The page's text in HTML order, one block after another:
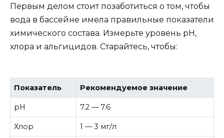
Первым делом стоит позаботиться о том, чтобы
вода в бассейне имела правильные показатели
химического состава. Измерьте уровень pH,
хлора и альгицидов. Старайтесь, чтобы:
Показатель Рекомендуемое значение
pH 7.2 — 7.6
Хлор 1 — 3 мг/л